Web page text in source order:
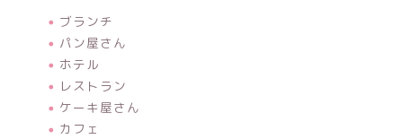
ブランチ
パン屋さん
ホテル
レストラン
ケーキ屋さん
カフェ